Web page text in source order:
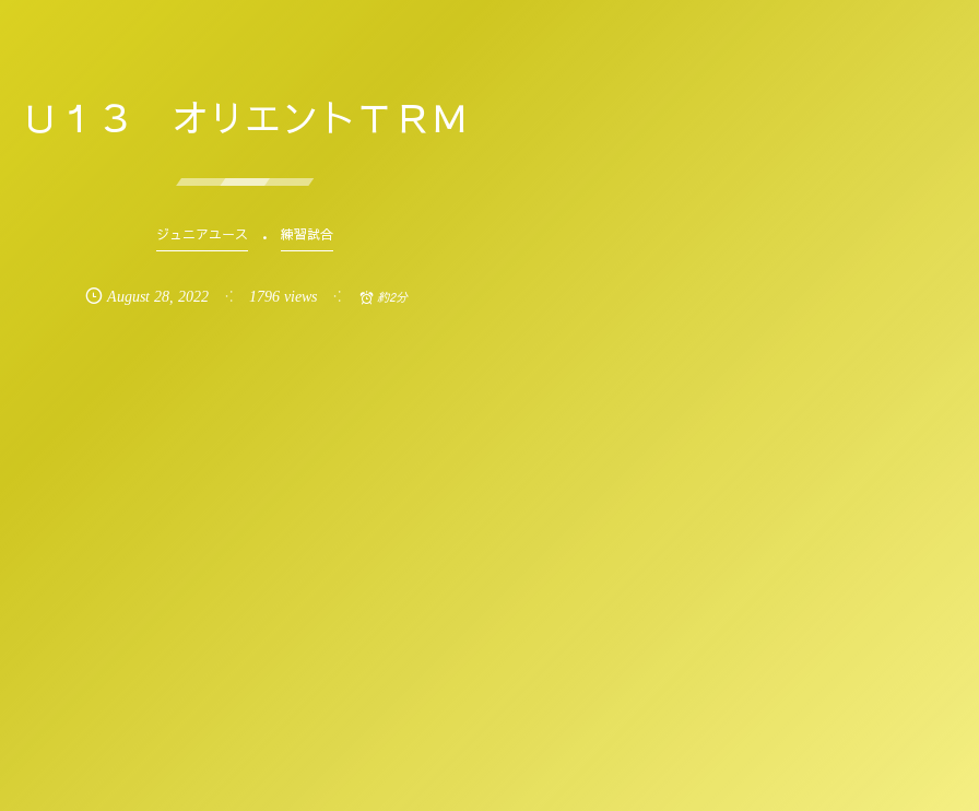
Ｕ１３ オリエントＴＲＭ
ジュニアユース 練習試合
August 28,2022 1796 views 約2分